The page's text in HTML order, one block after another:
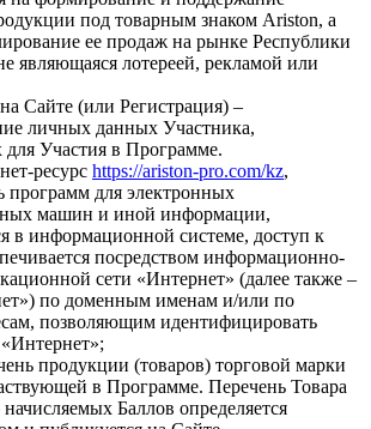
под товарным знаком Ariston, а
ее продаж на рынке Республики
являющаяся лотереей, рекламой или
Сайте (или Регистрация) –
личных данных Участника,
Участия в Программе.
ресурс https://ariston-pro.com/kz,
программ для электронных
машин и иной информации,
в информационной системе, доступ к
посредством информационно-
сети «Интернет» (далее также –
по доменным именам и/или по
позволяющим идентифицировать
продукции (товаров) торговой марки
в Программе. Перечень Товара
Баллов определяется